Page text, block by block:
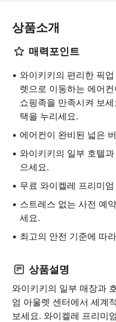
상품소개
매력포인트
와이키키의 편리한 픽
렛으로 이동하는 에어
쇼핑족을 만족시켜 보
택을 누리세요.
에어컨이 완비된 넓은
와이키키의 일부 호텔
으세요.
무료 와이켈레 프리미
스트레스 없는 사전 예
세요.
최고의 안전 기준에 따
상품설명
와이키키의 일부 매장과
엄 아울렛 센터에서 세계
보세요. 와이켈레 프리미